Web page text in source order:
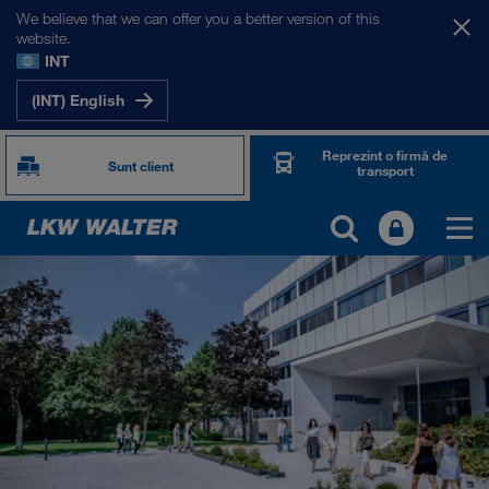
We believe that we can offer you a better version of this
website.
INT
(INT) English
Sunt client
Reprezint o firmă de
transport
DESPRE NOI
Informații despre firma noastră
Management SHEQ
Responsabilitate socială